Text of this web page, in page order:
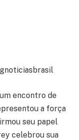
encontro de
a força
seu papel
celebrou sua